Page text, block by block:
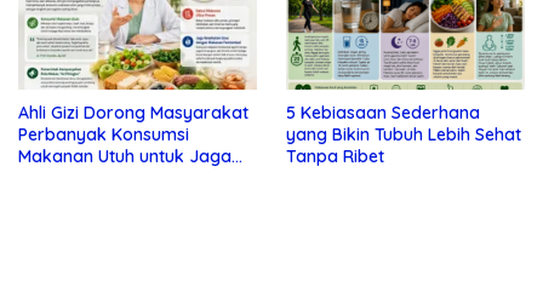
Ahli Gizi Dorong Masyarakat
Perbanyak Konsumsi
Makanan Utuh untuk Jaga
5 Kebiasaan Sederhana
yang Bikin Tubuh Lebih Sehat
Tanpa Ribet